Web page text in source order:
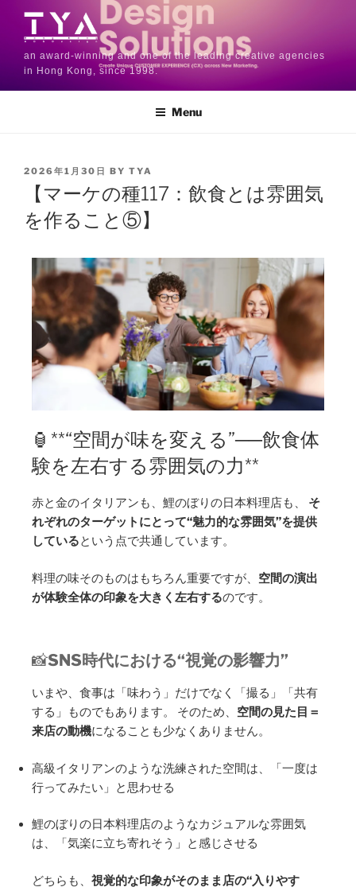
an award-winning and one of the leading creative agencies
in Hong Kong, since 1998.
Menu
2026年1月30日 BY TYA
【マーケの種117：飲食とは雰囲気
を作ること⑤】
🏮**“空間が味を変える”──飲食体
験を左右する雰囲気の力**
赤と金のイタリアンも、鯉のぼりの日本料理店も、 そ
れぞれのターゲットにとって“魅力的な雰囲気”を提供
しているという点で共通しています。
料理の味そのものはもちろん重要ですが、 空間の演出
が体験全体の印象を大きく左右するのです。
📸SNS時代における“視覚の影響力”
いまや、食事は「味わう」だけでなく「撮る」「共有
する」ものでもあります。 そのため、 空間の見た目＝
来店の動機になることも少なくありません。
高級イタリアンのような洗練された空間は、「一度は
行ってみたい」と思わせる
鯉のぼりの日本料理店のようなカジュアルな雰囲気
は、「気楽に立ち寄れそう」と感じさせる
どちらも、 視覚的な印象がそのまま店の“入りやす